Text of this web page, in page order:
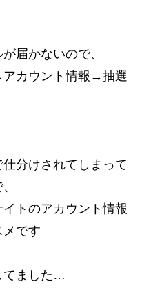
届かないので、
カウント情報→抽選
分けされてしまって
トのアカウント情報
です
てました…